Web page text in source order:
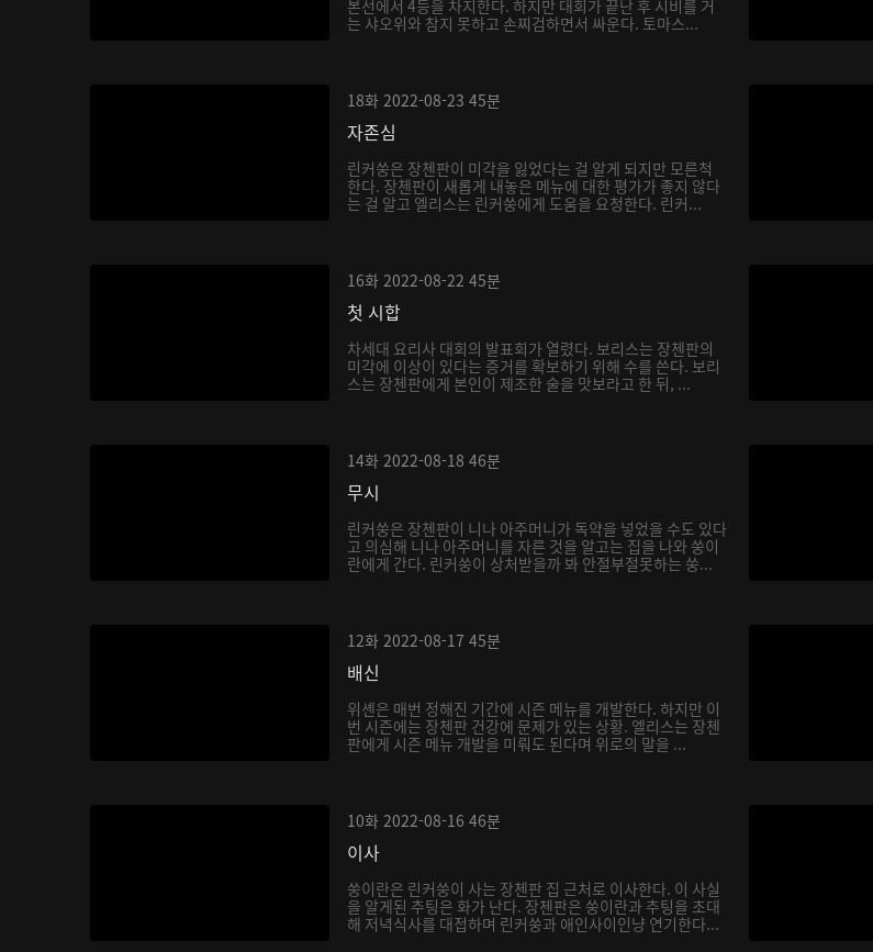
본선에서 4등을 차지한다. 하지만 대회가 끝난 후 시비를 거
는 샤오위와 참지 못하고 손찌검하면서 싸운다. 토마스...
18화 2022-08-23 45분
자존심
린커쑹은 장첸판이 미각을 잃었다는 걸 알게 되지만 모른척
한다. 장첸판이 새롭게 내놓은 메뉴에 대한 평가가 좋지 않다
는 걸 알고 엘리스는 린커쑹에게 도움을 요청한다. 린커...
16화 2022-08-22 45분
첫 시합
차세대 요리사 대회의 발표회가 열렸다. 보리스는 장첸판의
미각에 이상이 있다는 증거를 확보하기 위해 수를 쓴다. 보리
스는 장첸판에게 본인이 제조한 술을 맛보라고 한 뒤, ...
14화 2022-08-18 46분
무시
린커쑹은 장첸판이 니나 아주머니가 독약을 넣었을 수도 있다
고 의심해 니나 아주머니를 자른 것을 알고는 집을 나와 쑹이
란에게 간다. 린커쑹이 상처받을까 봐 안절부절못하는 쑹...
12화 2022-08-17 45분
배신
위셴은 매번 정해진 기간에 시즌 메뉴를 개발한다. 하지만 이
번 시즌에는 장첸판 건강에 문제가 있는 상황. 엘리스는 장첸
판에게 시즌 메뉴 개발을 미뤄도 된다며 위로의 말을 ...
10화 2022-08-16 46분
이사
쑹이란은 린커쑹이 사는 장첸판 집 근처로 이사한다. 이 사실
을 알게된 추팅은 화가 난다. 장첸판은 쑹이란과 추팅을 초대
해 저녁식사를 대접하며 린커쑹과 애인사이인냥 연기한다...